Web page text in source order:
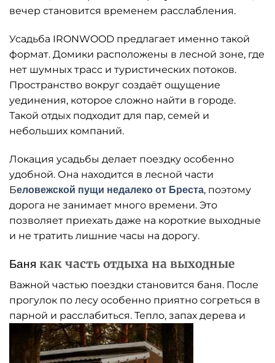
вечер становится временем расслабления.
Усадьба IRONWOOD предлагает именно такой
формат. Домики расположены в лесной зоне, где
нет шумных трасс и туристических потоков.
Пространство вокруг создаёт ощущение
уединения, которое сложно найти в городе.
Такой отдых подходит для пар, семей и
небольших компаний.
Локация усадьбы делает поездку особенно
удобной. Она находится в лесной части
Беловежской пущи недалеко от Бреста, поэтому
дорога не занимает много времени. Это
позволяет приехать даже на короткие выходные
и не тратить лишние часы на дорогу.
Баня как часть отдыха на выходные
Важной частью поездки становится баня. После
прогулок по лесу особенно приятно согреться в
парной и расслабиться. Тепло, запах дерева и